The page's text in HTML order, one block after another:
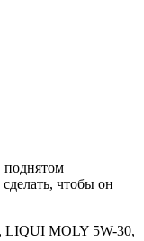
поднятом
чтобы он
LIQUI MOLY 5W-30,